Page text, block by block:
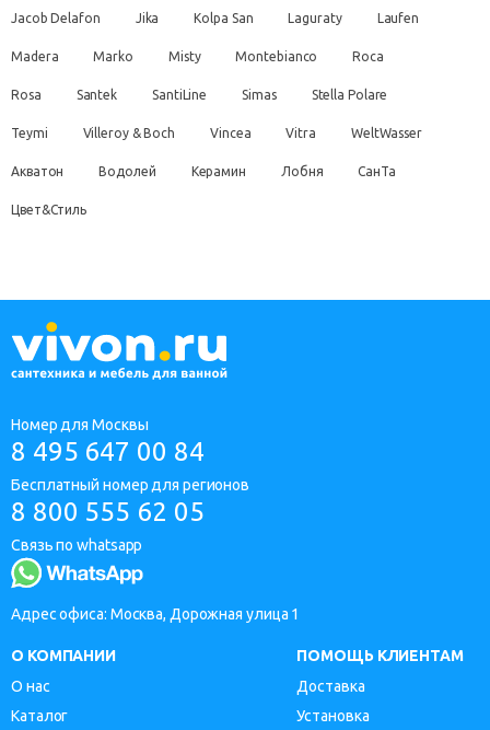
Jacob Delafon Jika Kolpa San Laguraty Laufen
Madera Marko Misty Montebianco Roca
Rosa Santek SantiLine Simas Stella Polare
Teymi Villeroy & Boch Vincea Vitra WeltWasser
Акватон Водолей Керамин Лобня СанТа
Цвет&Стиль
Номер для Москвы
8 495 647 00 84
Бесплатный номер для регионов
8 800 555 62 05
Связь по whatsapp
Адрес офиса: Москва, Дорожная улица 1
О КОМПАНИИ
О нас
Каталог
ПОМОЩЬ КЛИЕНТАМ
Доставка
Установка